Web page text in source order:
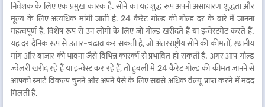
निवेशक के लिए एक प्रमुख कारक है. सोने का यह शुद्ध रूप अपनी असाधारण शुद्धता और
मूल्य के लिए अत्यधिक मांगी जाती है. 24 कैरेट गोल्ड की गोल्ड दर के बारे में जानना
महत्वपूर्ण है, विशेष रूप से उन लोगों के लिए जो गोल्ड खरीदते हैं या इन्वेस्टमेंट करते हैं.
यह दर दैनिक रूप से उतार-चढ़ाव कर सकती है, जो अंतरराष्ट्रीय सोने की कीमतों, स्थानीय
मांग और बाज़ार की भावना जैसे विभिन्न कारकों से प्रभावित हो सकती है. अगर आप गोल्ड
ज्वेलरी खरीद रहे हैं या इन्वेस्ट कर रहे हैं, तो हुबली में 24 कैरेट गोल्ड की कीमत जानने से
आपको स्मार्ट विकल्प चुनने और अपने पैसे के लिए सबसे अधिक वैल्यू प्राप्त करने में मदद
मिलती है.